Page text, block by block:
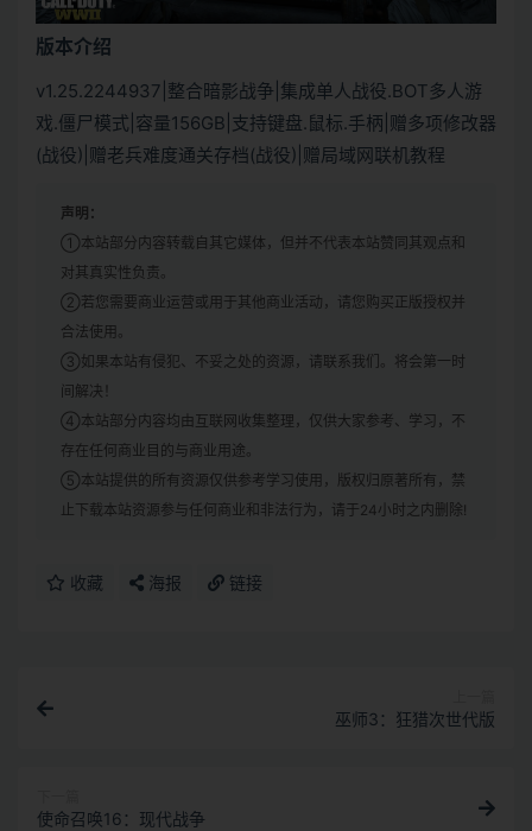
版本介绍
v1.25.2244937|整合暗影战争|集成单人战役.BOT多人游
戏.僵尸模式|容量156GB|支持键盘.鼠标.手柄|赠多项修改器
(战役)|赠老兵难度通关存档(战役)|赠局域网联机教程
声明：
①本站部分内容转载自其它媒体，但并不代表本站赞同其观点和
对其真实性负责。
②若您需要商业运营或用于其他商业活动，请您购买正版授权并
合法使用。
③如果本站有侵犯、不妥之处的资源，请联系我们。将会第一时
间解决！
④本站部分内容均由互联网收集整理，仅供大家参考、学习，不
存在任何商业目的与商业用途。
⑤本站提供的所有资源仅供参考学习使用，版权归原著所有，禁
止下载本站资源参与任何商业和非法行为，请于24小时之内删除!
收藏 海报 链接
巫师3：狂猎次世代版
使命召唤16：现代战争